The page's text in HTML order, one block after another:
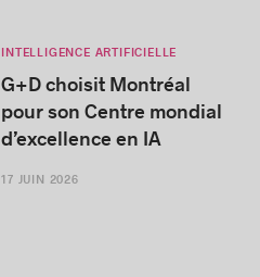
INTELLIGENCE ARTIFICIELLE
G+D choisit Montréal
pour son Centre mondial
d’excellence en IA
17 JUIN 2026